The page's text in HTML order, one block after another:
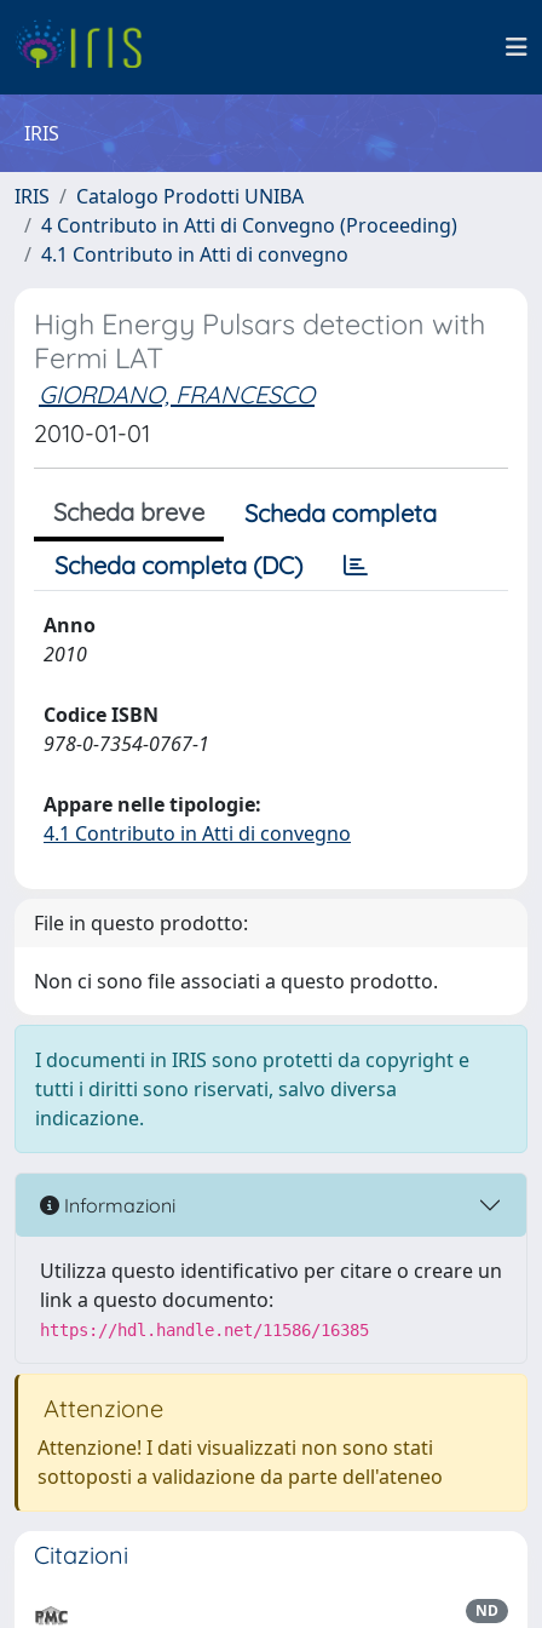
IRIS
IRIS
Catalogo Prodotti UNIBA
4 Contributo in Atti di Convegno (Proceeding)
4.1 Contributo in Atti di convegno
High Energy Pulsars detection with
Fermi LAT
GIORDANO, FRANCESCO
2010-01-01
Scheda breve
Scheda completa
Scheda completa (DC)
Anno
2010
Codice ISBN
978-0-7354-0767-1
Appare nelle tipologie:
4.1 Contributo in Atti di convegno
File in questo prodotto:
Non ci sono file associati a questo prodotto.
I documenti in IRIS sono protetti da copyright e
tutti i diritti sono riservati, salvo diversa
indicazione.
Informazioni
Utilizza questo identificativo per citare o creare un
link a questo documento:
https://hdl.handle.net/11586/16385
Attenzione
Attenzione! I dati visualizzati non sono stati
sottoposti a validazione da parte dell'ateneo
Citazioni
ND